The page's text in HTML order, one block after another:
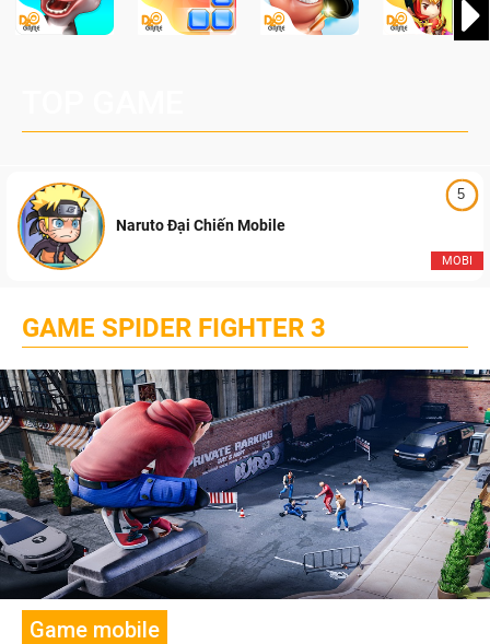
5
MOBI
Naruto Đại Chiến Mobile
GAME SPIDER FIGHTER 3
Game mobile